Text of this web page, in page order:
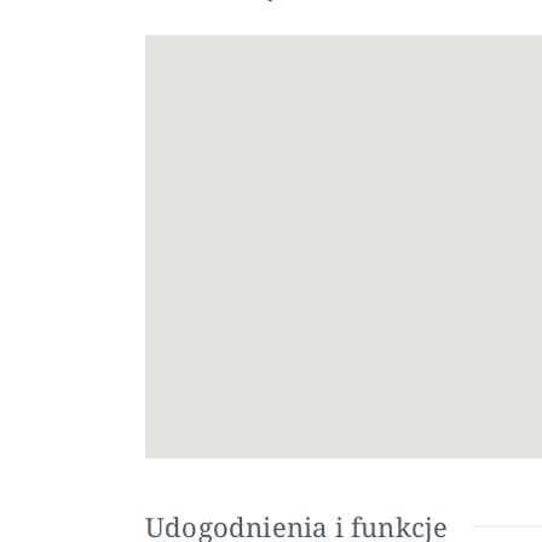
lokalizacja gwarantuje, że mieszkańcy
Torrevieja to hiszpańskie miasto w prowincji
Słynie z typowo śródziemnomorskiego
Udogodnienia i funkcje